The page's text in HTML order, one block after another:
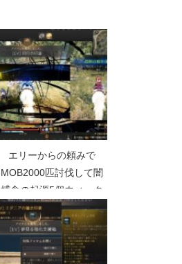
エリーからの頼みで
MOB2000匹討伐して闇
捕食の起源5個ウィーク
リー【黒い砂漠
Part4268】